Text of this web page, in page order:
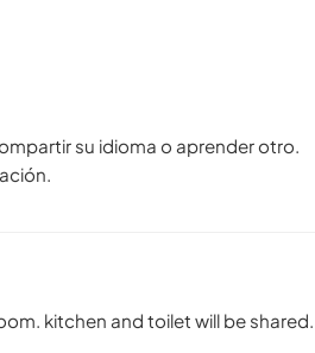
su idioma o aprender otro.
kitchen and toilet will be shared.